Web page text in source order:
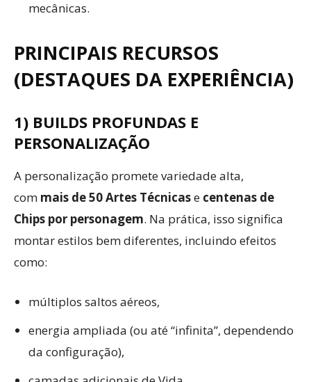
mecânicas.
PRINCIPAIS RECURSOS
(DESTAQUES DA EXPERIÊNCIA)
1) BUILDS PROFUNDAS E
PERSONALIZAÇÃO
A personalização promete variedade alta,
com mais de 50 Artes Técnicase centenas de
Chips por personagem. Na prática, isso significa
montar estilos bem diferentes, incluindo efeitos
como:
múltiplos saltos aéreos,
energia ampliada (ou até “infinita”, dependendo
da configuração),